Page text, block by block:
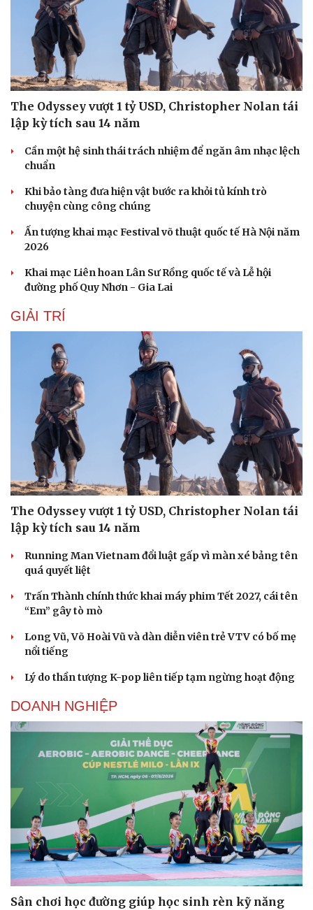
Du lịch
Tư vấn
Săn Tour
check-in
Podcast
Câu chuyện thời sự
Đọc truyện đêm khuya
Cửa sổ tình yêu
Kể chuyện cho bé
Hạt giống tâm hồn
The Odyssey vượt 1 tỷ USD, Christopher Nolan tái
lập kỳ tích sau 14 năm
Cần một hệ sinh thái trách nhiệm để ngăn âm nhạc lệch
chuẩn
Khi bảo tàng đưa hiện vật bước ra khỏi tủ kính trò
chuyện cùng công chúng
Ấn tượng khai mạc Festival võ thuật quốc tế Hà Nội năm
2026
Khai mạc Liên hoan Lân Sư Rồng quốc tế và Lễ hội
đường phố Quy Nhơn - Gia Lai
GIẢI TRÍ
The Odyssey vượt 1 tỷ USD, Christopher Nolan tái
lập kỳ tích sau 14 năm
Running Man Vietnam đổi luật gấp vì màn xé bảng tên
quá quyết liệt
Trấn Thành chính thức khai máy phim Tết 2027, cái tên
“Em” gây tò mò
Long Vũ, Võ Hoài Vũ và dàn diễn viên trẻ VTV có bố mẹ
nổi tiếng
Lý do thần tượng K-pop liên tiếp tạm ngừng hoạt động
DOANH NGHIỆP
Sân chơi học đường giúp học sinh rèn kỹ năng